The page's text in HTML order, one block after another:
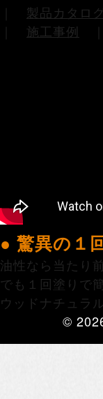
製品カタロ
施工事例
● 驚異の１
油性なら当たり
でも１回塗りで
ウッドナチュ
©